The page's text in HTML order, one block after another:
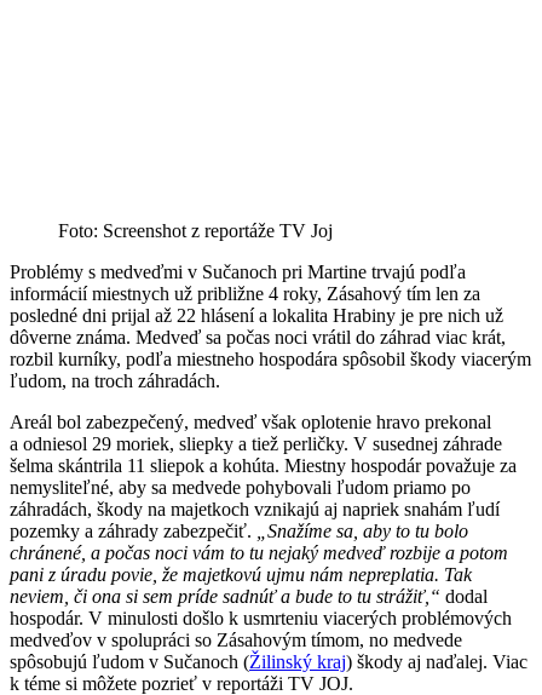
Foto: Screenshot z reportáže TV Joj
Problémy s medveďmi v Sučanoch pri Martine trvajú podľa
informácií miestnych už približne 4 roky, Zásahový tím len za
posledné dni prijal až 22 hlásení a lokalita Hrabiny je pre nich už
dôverne známa. Medveď sa počas noci vrátil do záhrad viac krát,
rozbil kurníky, podľa miestneho hospodára spôsobil škody viacerým
ľudom, na troch záhradách.
Areál bol zabezpečený, medveď však oplotenie hravo prekonal
a odniesol 29 moriek, sliepky a tiež perličky. V susednej záhrade
šelma skántrila 11 sliepok a kohúta. Miestny hospodár považuje za
nemysliteľné, aby sa medvede pohybovali ľudom priamo po
záhradách, škody na majetkoch vznikajú aj napriek snahám ľudí
pozemky a záhrady zabezpečiť.
„Snažíme sa, aby to tu bolo
chránené, a počas noci vám to tu nejaký medveď rozbije a potom
pani z úradu povie, že majetkovú ujmu nám nepreplatia. Tak
neviem, či ona si sem príde sadnúť a bude to tu strážiť,“ dodal
hospodár. V minulosti došlo k usmrteniu viacerých problémových
medveďov v spolupráci so Zásahovým tímom, no medvede
spôsobujú ľudom v Sučanoch (Žilinský kraj) škody aj naďalej. Viac
k téme si môžete pozrieť v reportáži TV JOJ.